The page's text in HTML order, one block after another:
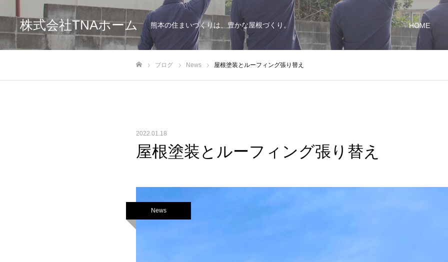
株式会社TNAホーム 熊本の住まいづくりは、豊かな屋根づくり。 HOME
ブログ News 屋根塗装とルーフィング張り替え
2022.01.18
屋根塗装とルーフィング張り替え
News